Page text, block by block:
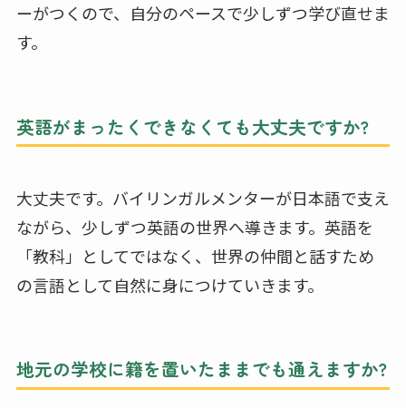
ーがつくので、自分のペースで少しずつ学び直せま
す。
英語がまったくできなくても大丈夫ですか?
大丈夫です。バイリンガルメンターが日本語で支え
ながら、少しずつ英語の世界へ導きます。英語を
「教科」としてではなく、世界の仲間と話すため
の言語として自然に身につけていきます。
地元の学校に籍を置いたままでも通えますか?